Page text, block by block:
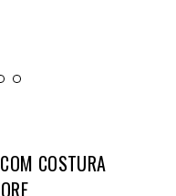
COSTURA